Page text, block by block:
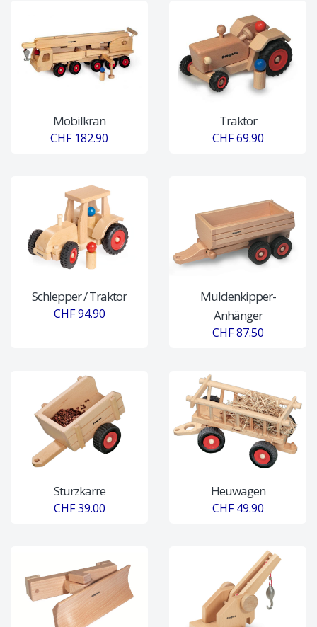
Mobilkran
CHF 182.90
Traktor
CHF 69.90
Schlepper / Traktor
CHF 94.90
Muldenkipper-
Anhänger
CHF 87.50
Sturzkarre
CHF 39.00
Heuwagen
CHF 49.90